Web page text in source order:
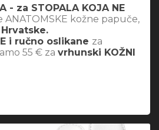
- za STOPALA KOJA NE
ANATOMSKE kožne papuče,
i ručno oslikane za
55 € za vrhunski KOŽNI